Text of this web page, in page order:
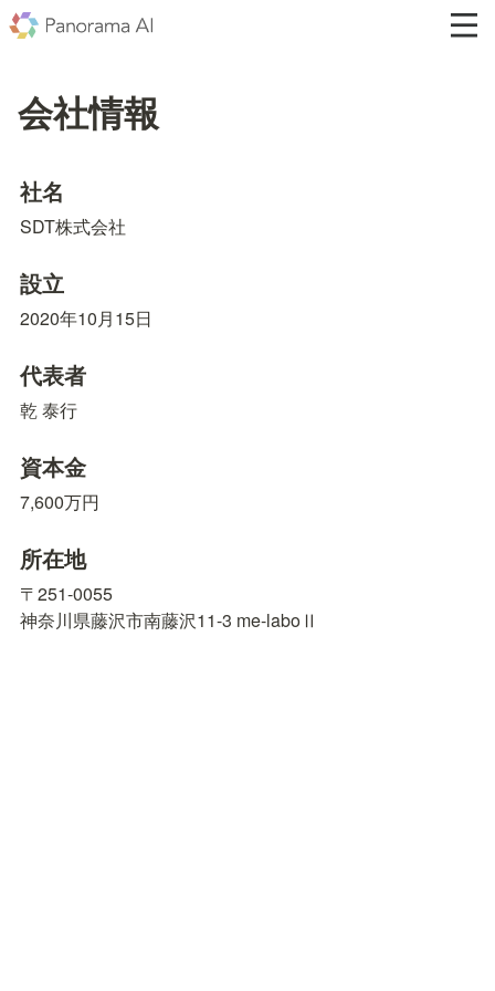
会社情報
社名
SDT株式会社
設立
2020年10月15日
代表者
乾 泰行
資本金
7,600万円
所在地
〒251-0055
神奈川県藤沢市南藤沢11-3 me-laboⅡ